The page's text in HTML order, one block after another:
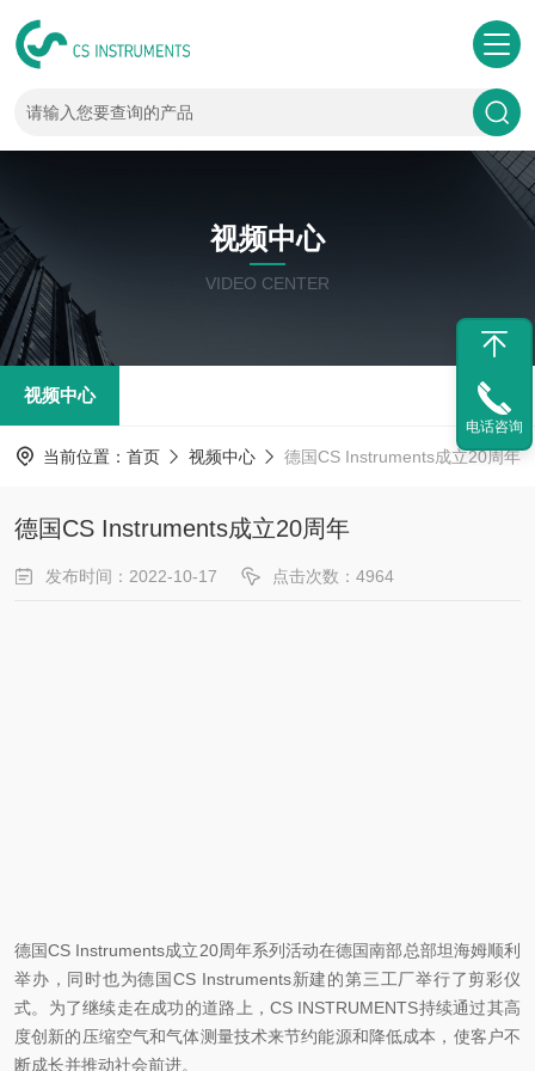
视频中心
VIDEO CENTER
视频中心
当前位置： 首页 视频中心 德国CS Instruments成立20周年
德国CS Instruments成立20周年
发布时间：2022-10-17 点击次数：4964
德国CS Instruments成立20周年系列活动在德国南部总部坦海姆顺利
举办，同时也为德国CS Instruments新建的第三工厂举行了剪彩仪
式。为了继续走在成功的道路上，CS INSTRUMENTS持续通过其高
度创新的压缩空气和气体测量技术来节约能源和降低成本，使客户不
断成长并推动社会前进。
电话咨询